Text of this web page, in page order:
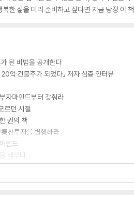
한 삶을 미리 준비하고 싶다면 지금 당장 이
된 비법을 공개한다
억 건물주가 되었다』 저자 심층 인터뷰
자마인드부터 갖춰라
르던 시절
권의 책
산투자를 병행하라
인드
배우다
부터 시작하라
마를 조심하라